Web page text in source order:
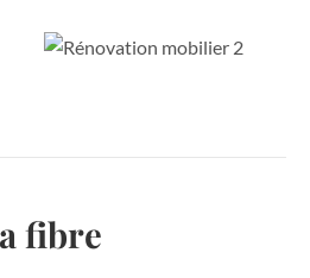
fibre